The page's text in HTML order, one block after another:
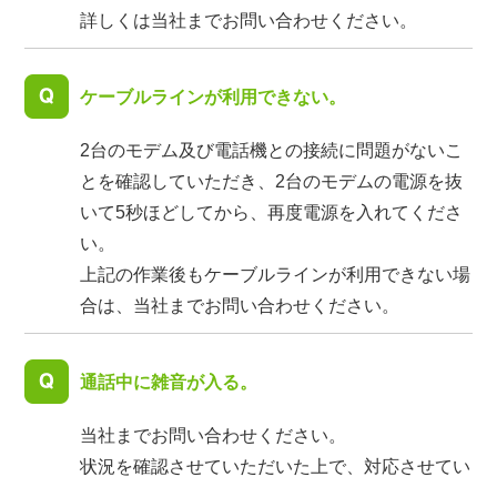
詳しくは当社までお問い合わせください。
ケーブルラインが利用できない。
2台のモデム及び電話機との接続に問題がないこ
とを確認していただき、2台のモデムの電源を抜
いて5秒ほどしてから、再度電源を入れてくださ
い。
上記の作業後もケーブルラインが利用できない場
合は、当社までお問い合わせください。
通話中に雑音が入る。
当社までお問い合わせください。
状況を確認させていただいた上で、対応させてい